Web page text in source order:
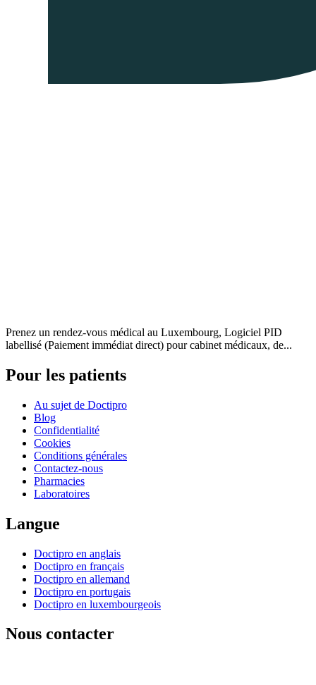
Prenez un rendez-vous médical au Luxembourg, Logiciel PID
labellisé (Paiement immédiat direct) pour cabinet médicaux, de...
Pour les patients
Au sujet de Doctipro
Blog
Confidentialité
Cookies
Conditions générales
Contactez-nous
Pharmacies
Laboratoires
Langue
Doctipro en anglais
Doctipro en français
Doctipro en allemand
Doctipro en portugais
Doctipro en luxembourgeois
Nous contacter